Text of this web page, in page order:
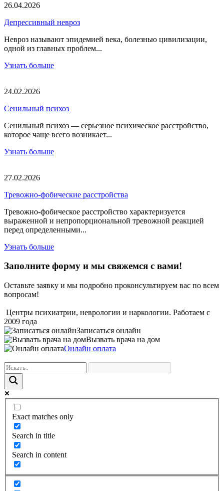
26.04.2026
Депрессивный невроз
Невроз называют эпидемией века, болезнью цивилизации,
одной из главных проблем...
Узнать больше
24.02.2026
Сенильный психоз
Сенильный психоз — серьезное психическое расстройство,
которое чаще всего возникает...
Узнать больше
27.02.2026
Тревожно-фобические расстройства
Тревожно-фобическое расстройство характеризуется
выраженной и непропорциональной тревожной реакцией
перед определенными...
Узнать больше
Заполните форму и мы свяжемся с вами!
Оставьте заявку и мы подробно проконсультируем вас по всем
вопросам!
Центры психиатрии, неврологии и наркологии. Работаем с
2009 года
Записаться онлайн
Вызвать врача на дом
Онлайн оплата
Exact matches only
Search in title
Search in content